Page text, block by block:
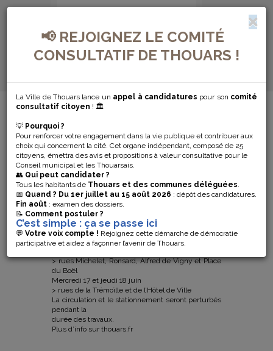
📢 REJOIGNEZ LE COMITÉ
CONSULTATIF DE THOUARS !
La Ville de Thouars lance un appel à candidatures pour son comité
consultatif citoyen ! 🏛️
💡 Pourquoi ?
Pour renforcer votre engagement dans la vie publique et contribuer aux
choix qui concernent la cité. Cet organe indépendant, composé de 25
citoyens, émettra des avis et propositions à valeur consultative pour le
Conseil municipal et les Thouarsais.
👥 Qui peut candidater ?
Tous les habitants de Thouars et des communes déléguées.
📅 Quand ? Du 1er juillet au 15 août 2026 : dépôt des candidatures.
Fin août : examen des dossiers.
📝 Comment postuler ?
C’est simple : ça se passe ici
💬 Votre voix compte ! Rejoignez cette démarche de démocratie
participative et aidez à façonner l’avenir de Thouars.
MENU DE NAVIGATION...
INFORMATION
AUX RIVERAINS
Travaux d’amélioration de la chaussée
La Ville de Thouars et le Département réalisent
des travaux de réfection de voirie du lundi 15 au
jeudi 18 juin.
> rues Michelet, Ronsard, Alfred de Vigny et Place
du Boël
Mercredi 17 et jeudi 18 juin
> rues de la Trémoïlle et de l’Hôtel de Ville
La circulation et le stationnement seront perturbés
pendant la
durée des travaux.
Plus d’info sur thouars.fr